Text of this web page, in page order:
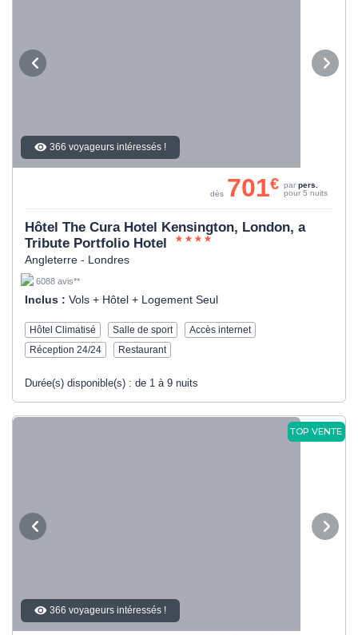
366 voyageurs intéressés !
Hôtel The Cura Hotel Kensington, London, a
Tribute Portfolio Hotel
Angleterre - Londres
6088 avis**
Inclus : Vols + Hôtel + Logement Seul
Hôtel Climatisé Salle de sport
Accès internet
Réception 24/24
Restaurant
Durée(s) disponible(s) : de 1 à 9 nuits
dès 701€ par pers.
pour 5 nuits
TOP VENTE
366 voyageurs intéressés !